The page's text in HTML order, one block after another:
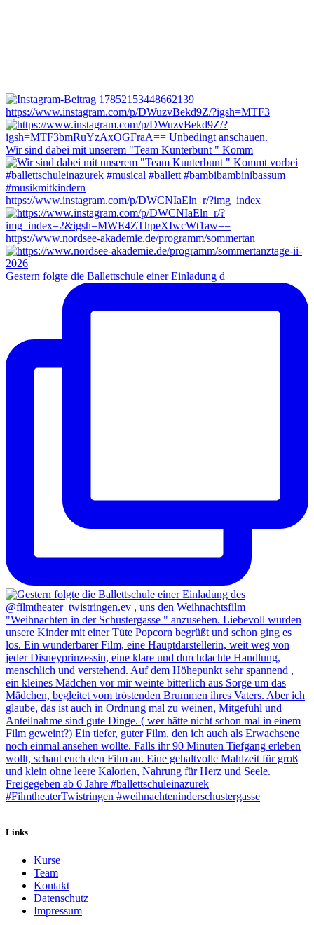
https://www.instagram.com/p/DWuzvBekd9Z/?igsh=MTF3
Wir sind dabei mit unserem "Team Kunterbunt " Komm
https://www.instagram.com/p/DWCNIaEln_r/?img_index
https://www.nordsee-akademie.de/programm/sommertan
Gestern folgte die Ballettschule einer Einladung d
Links
Kurse
Team
Kontakt
Datenschutz
Impressum